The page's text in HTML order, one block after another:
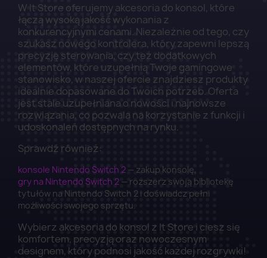
W It Store oferujemy akcesoria do konsol, które
łączą wysoką jakość wykonania z
konkurencyjnymi cenami. Niezależnie od tego, czy
szukasz nowego kontrolera, który zapewni lepszą
precyzję sterowania, czy też dodatkowych
elementów, które uzupełnią Twoje gamingowe
stanowisko, w naszej ofercie znajdziesz produkty
idealnie dopasowane do Twoich potrzeb. Oferta
jest stale uzupełniana o nowości i najnowsze
rozwiązania, co pozwala na korzystanie z funkcji i
udoskonaleń dostępnych na rynku.
Sprawdź również:
konsole Nintendo Switch 2 — zakup konsolę,
gry na Nintendo Switch 2 — rozszerz swoją bibliotekę
tytułów na Nintendo Switch 2 i doświadcz pełni
możliwości swojego sprzętu.
Wybierz akcesoria do konsol z It Store i ciesz się
komfortem, precyzją oraz nowoczesnym
designem, który podnosi jakość każdej rozgrywki!